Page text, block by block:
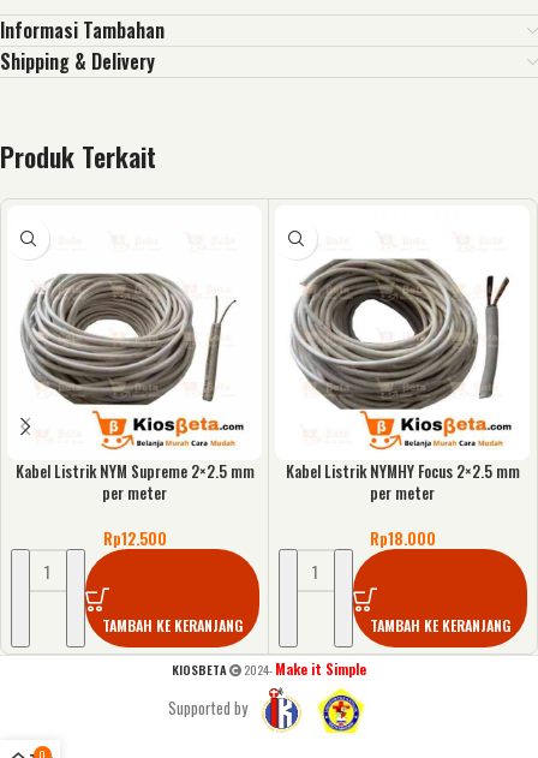
Informasi Tambahan
Shipping & Delivery
Produk Terkait
Kabel Listrik NYM Supreme 2×2.5 mm
per meter
Rp12.500
TAMBAH KE KERANJANG
Kabel Listrik NYMHY Focus 2×2.5 mm
per meter
Rp18.000
TAMBAH KE KERANJANG
KIOSBETA 2024- Make it Simple
Supported by
0